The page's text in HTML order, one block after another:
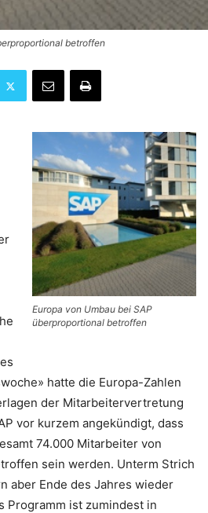
betroffen
Europa von Umbau bei SAP
überproportional betroffen
hatte die Europa-Zahlen
der Mitarbeitervertretung
vor kurzem angekündigt, dass
74.000 Mitarbeiter von
sein werden. Unterm Strich
aber Ende des Jahres wieder
Programm ist zumindest in